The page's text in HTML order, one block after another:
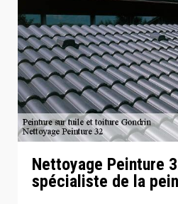
Nettoyage Peinture
spécialiste de la